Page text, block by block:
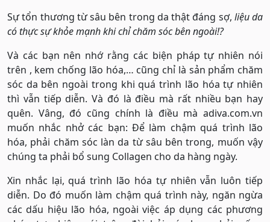
Sự tổn thương từ sâu bên trong da thật đáng sợ, liệu da
có thực sự khỏe mạnh khi chỉ chăm sóc bên ngoài!?
Và các bạn nên nhớ rằng các biện pháp tự nhiên nói
trên , kem chống lão hóa,… cũng chỉ là sản phẩm chăm
sóc da bên ngoài trong khi quá trình lão hóa tự nhiên
thì vẫn tiếp diễn. Và đó là điều mà rất nhiều bạn hay
quên. Vâng, đó cũng chính là điều mà adiva.com.vn
muốn nhắc nhở các bạn: Để làm chậm quá trình lão
hóa, phải chăm sóc làn da từ sâu bên trong, muốn vậy
chúng ta phải bổ sung Collagen cho da hàng ngày.
Xin nhắc lại, quá trình lão hóa tự nhiên vẫn luôn tiếp
diễn. Do đó muốn làm chậm quá trình này, ngăn ngừa
các dấu hiệu lão hóa, ngoài việc áp dụng các phương